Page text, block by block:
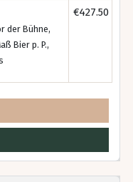
der Bühne,
Bier p. P.,
€427.50